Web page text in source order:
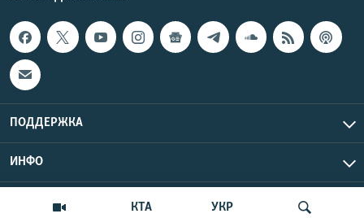
КТА УКР
ПОДДЕРЖКА
ИНФО
Copyright Крым.Реалии, 2026 | Все права защищены.
UTC+3